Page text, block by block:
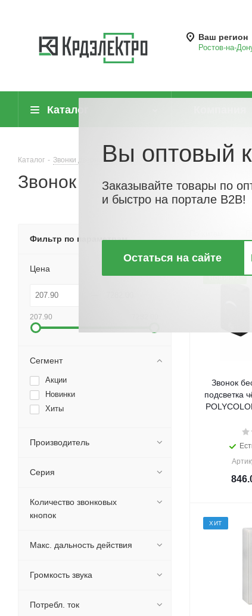
Ваш регион
Ростов-на-
Каталог
Каталог - Звонки дверные, домофонные системы - Звонки,
Звонок
НОВИНКА
Звонок
подсветка
ХИТ
Фильтр по параметрам
Цена
207.90
Сегмент
Акции
Новинки
Хиты
Производитель
Серия
Количество звонковых
кнопок
Макс. дальность действия
Громкость звука
Потребл. ток
Вы оптовый
Заказывайте товары по
и быстро на портале B2B!
Остаться на сайте